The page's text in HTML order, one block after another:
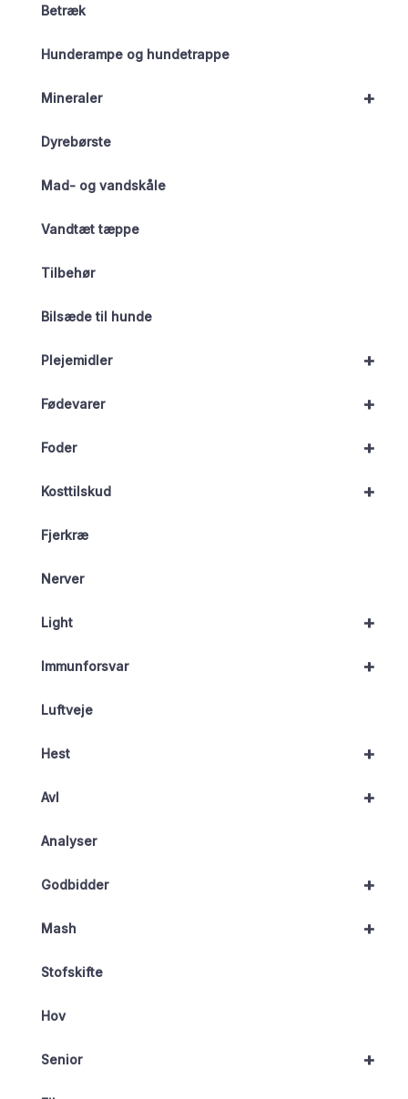
Betræk
Hunderampe og hundetrappe
+
Mineraler
Dyrebørste
Mad- og vandskåle
Vandtæt tæppe
Tilbehør
Bilsæde til hunde
+
Plejemidler
+
Fødevarer
+
Foder
+
Kosttilskud
Fjerkræ
Nerver
+
Light
+
Immunforsvar
Luftveje
+
Hest
+
Avl
Analyser
+
Godbidder
+
Mash
Stofskifte
Hov
+
Senior